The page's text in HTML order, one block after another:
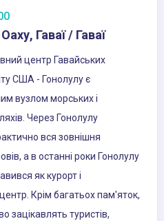
Гаваї / Гаваї
центр Гавайських
США - Гонолулу є
вузлом морських і
Через Гонолулу
вся зовнішня
а в останні роки Гонолулу
як курорт і
Крім багатьох пам'яток,
зацікавлять туристів,